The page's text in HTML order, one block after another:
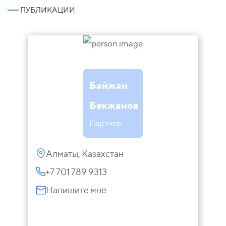
ПУБЛИКАЦИИ
Байжан
Бекжанов
Партнер
Алматы, Казахстан
+7 701 789 9313
Напишите мне